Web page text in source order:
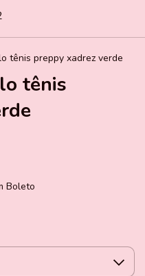
tênis preppy xadrez verde
tênis
Boleto